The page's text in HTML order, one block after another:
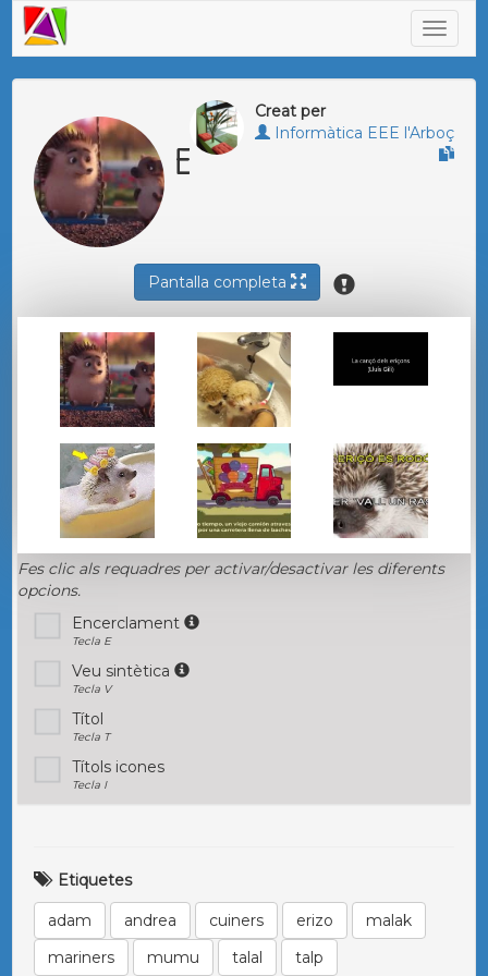
Creat per
Informàtica EEE l'Arboç
ERIÇÓ
Pantalla completa
Fes clic als requadres per activar/desactivar les diferents
opcions.
Encerclament
Tecla E
Veu sintètica
Tecla V
Títol
Tecla T
Títols icones
Tecla I
Etiquetes
adam andrea cuiners erizo
malak
mariners
mumu talal talp